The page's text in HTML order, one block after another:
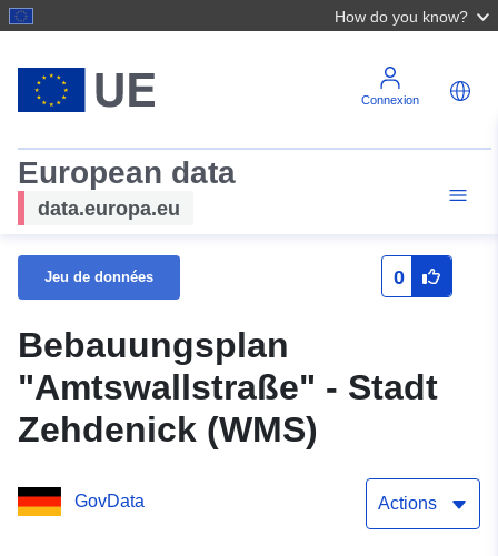
How do you know?
Connexion
European data
data.europa.eu
Jeu de données 0
Bebauungsplan
"Amtswallstraße" - Stadt
Zehdenick (WMS)
GovData Actions